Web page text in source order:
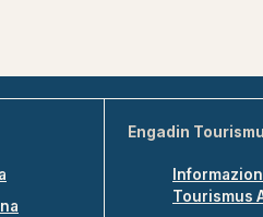
Engadin
Tourismus